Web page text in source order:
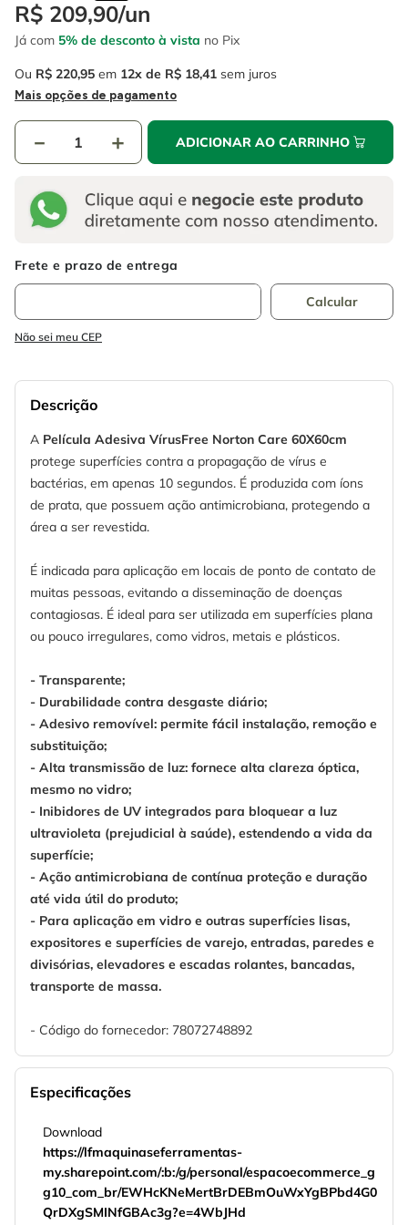
R$ 209,90/un
Já com 5% de desconto à vista no Pix
Ou R$ 220,95 em 12 R$ 18,41 sem juros
Mais opções de pagamento
＋
－ ADICIONAR AO CARRINHO
Não sei meu CEP
Descrição
A Película Adesiva VírusFree Norton Care 60X60cm
protege superfícies contra a propagação de vírus e
bactérias, em apenas 10 segundos. É produzida com íons
de prata, que possuem ação antimicrobiana, protegendo a
área a ser revestida.
É indicada para aplicação em locais de ponto de contato de
muitas pessoas, evitando a disseminação de doenças
contagiosas. É ideal para ser utilizada em superfícies plana
ou pouco irregulares, como vidros, metais e plásticos.
- Transparente;
- Durabilidade contra desgaste diário;
- Adesivo removível: permite fácil instalação, remoção e
substituição;
- Alta transmissão de luz: fornece alta clareza óptica,
mesmo no vidro;
- Inibidores de UV integrados para bloquear a luz
ultravioleta (prejudicial à saúde), estendendo a vida da
superfície;
- Ação antimicrobiana de contínua proteção e duração
até vida útil do produto;
- Para aplicação em vidro e outras superfícies lisas,
expositores e superfícies de varejo, entradas, paredes e
divisórias, elevadores e escadas rolantes, bancadas,
transporte de massa.
- Código do fornecedor: 78072748892
Especificações
Download
https://lfmaquinaseferramentas-
my.sharepoint.com/:b:/g/personal/espacoecommerce_g
g10_com_br/EWHcKNeMertBrDEBmOuWxYgBPbd4G0
QrDXgSMINfGBAc3g?e=4WbJHd
6 º fio
7º chave impacto
8º disco corte
serra copo
º escada
º serra circular
º fio
disco corte
serra copo